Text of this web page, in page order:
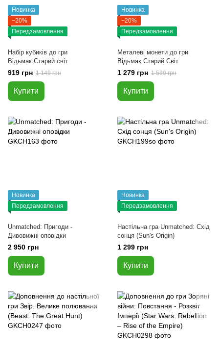
Новинка
−20%
Передзамовлення
Набір кубиків до гри
Відьмак.Старий світ
919 грн 1 149 грн
Купити
Новинка
−20%
Передзамовлення
Металеві монети до гри
Відьмак.Старий Світ
1 279 грн 1 599 грн
Купити
Новинка
Передзамовлення
Unmatched: Пригоди -
Дивовижні оповідки
2 950 грн
Купити
Новинка
Передзамовлення
Настільна гра Unmatched: Схід
сонця (Sun's Origin)
1 299 грн
Купити